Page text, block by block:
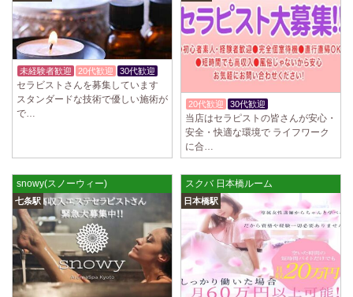
未経験者歓迎 20代歓迎 30代歓迎
セラビストさんを募集しています
スタンダードな技術で優しい施術が
で…
20代歓迎 30代歓迎
当店はセラピストの皆さんが安心・
安全・快適な環境で ライフワーク
に合…
snowy(スノーウィー)
七条駅
スクバ 日本橋ルーム
日本橋駅